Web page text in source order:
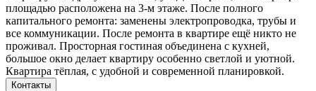
площадью расположена на 3-м этаже. После полного
капитального ремонта: заменены электропроводка, трубы и
все коммуникации. После ремонта в квартире ещё никто не
проживал. Просторная гостиная объединена с кухней,
большое окно делает квартиру особенно светлой и уютной.
Квартира тёплая, с удобной и современной планировкой.
Контакты